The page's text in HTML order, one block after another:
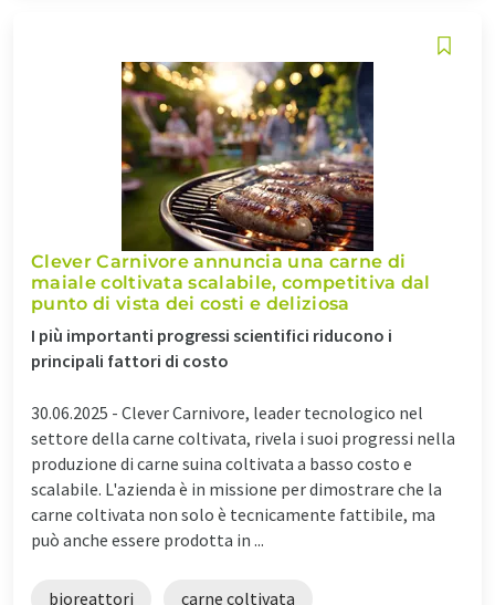
Clever Carnivore annuncia una carne di
maiale coltivata scalabile, competitiva dal
punto di vista dei costi e deliziosa
I più importanti progressi scientifici riducono i
principali fattori di costo
30.06.2025 - Clever Carnivore, leader tecnologico nel
settore della carne coltivata, rivela i suoi progressi nella
produzione di carne suina coltivata a basso costo e
scalabile. L'azienda è in missione per dimostrare che la
carne coltivata non solo è tecnicamente fattibile, ma
può anche essere prodotta in ...
bioreattori carne coltivata